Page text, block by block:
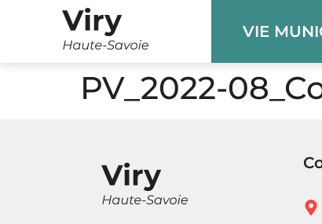
VIE
PV_2022-
Panneau de gestion des cookies